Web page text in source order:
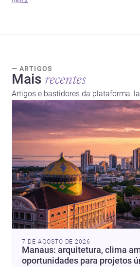
— ARTIGOS
Mais recentes
Artigos e bastidores da plataforma,
7 DE AGOSTO DE 2026
Manaus: arquitetura, clima
oportunidades para projetos